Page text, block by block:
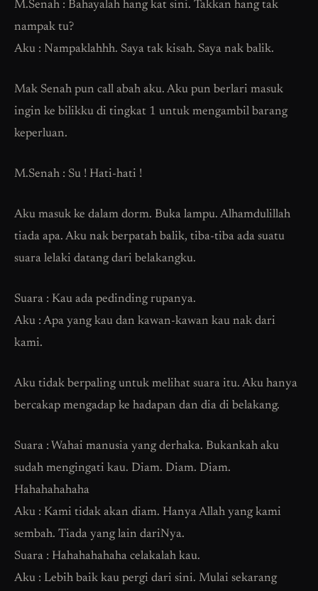
M.Senah : Bahayalah hang kat sini. Takkan hang tak
nampak tu?
Aku : Nampaklahhh. Saya tak kisah. Saya nak balik.
Mak Senah pun call abah aku. Aku pun berlari masuk
ingin ke bilikku di tingkat 1 untuk mengambil barang
keperluan.
M.Senah : Su ! Hati-hati !
Aku masuk ke dalam dorm. Buka lampu. Alhamdulillah
tiada apa. Aku nak berpatah balik, tiba-tiba ada suatu
suara lelaki datang dari belakangku.
Suara : Kau ada pedinding rupanya.
Aku : Apa yang kau dan kawan-kawan kau nak dari
kami.
Aku tidak berpaling untuk melihat suara itu. Aku hanya
bercakap mengadap ke hadapan dan dia di belakang.
Suara : Wahai manusia yang derhaka. Bukankah aku
sudah mengingati kau. Diam. Diam. Diam.
Hahahahahaha
Aku : Kami tidak akan diam. Hanya Allah yang kami
sembah. Tiada yang lain dariNya.
Suara : Hahahahahaha celakalah kau.
Aku : Lebih baik kau pergi dari sini. Mulai sekarang